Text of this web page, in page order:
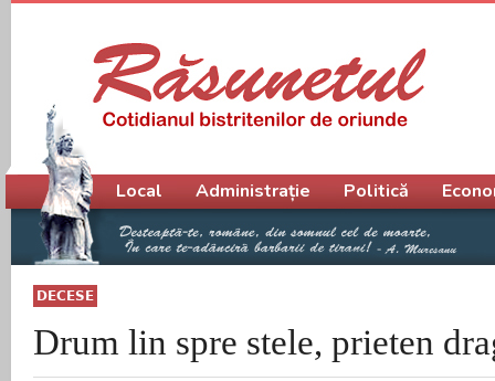
DECESE
Drum lin spre stele, prieten
Meniu principal
Local Administrație Politică